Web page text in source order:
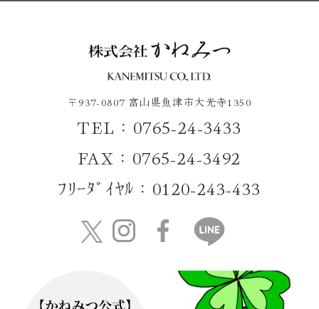
〒937-0807 富山県魚津市大光寺1350
TEL：0765-24-3433
FAX：0765-24-3492
ﾌﾘｰﾀﾞｲﾔﾙ：0120-243-433